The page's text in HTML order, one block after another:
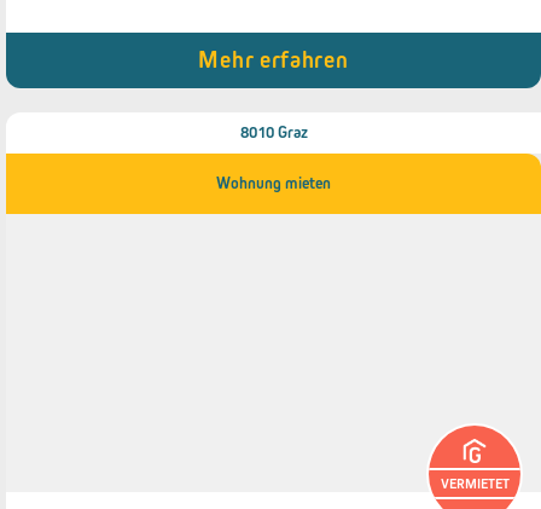
Mehr erfahren
8010 Graz
Wohnung mieten
VERMIETET